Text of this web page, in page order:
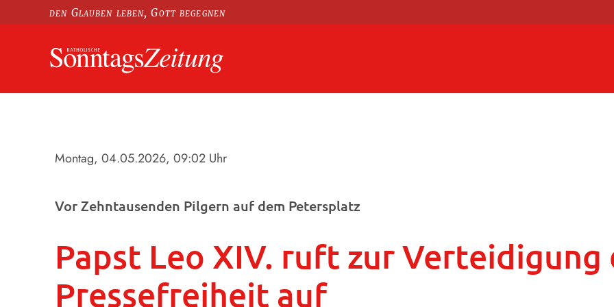
den Glauben leben, Gott begegnen
Montag, 04.05.2026, 09:02 Uhr
Vor Zehntausenden Pilgern auf dem Petersplatz
Papst Leo XIV. ruft zur Verteidigung
Pressefreiheit auf